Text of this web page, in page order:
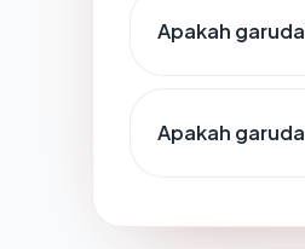
Apakah
Apakah